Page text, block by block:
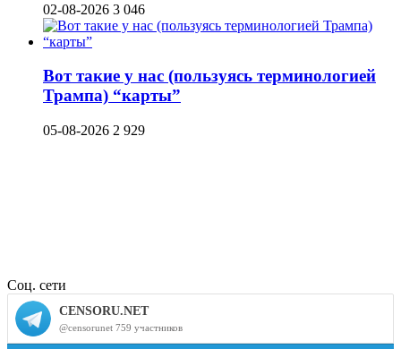
02-08-2026 3 046
Вот такие у нас (пользуясь терминологией
Трампа) “карты”
05-08-2026 2 929
Соц. сети